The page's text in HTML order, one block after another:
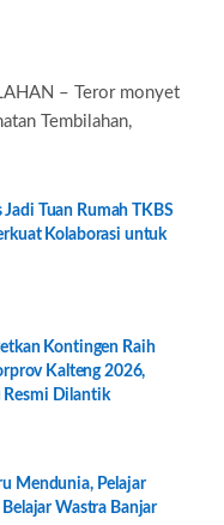
– Teror monyet
Tembilahan,
Jadi Tuan Rumah TKBS
Kolaborasi untuk
Kontingen Raih
Kalteng 2026,
Resmi Dilantik
Mendunia, Pelajar
Wastra Banjar